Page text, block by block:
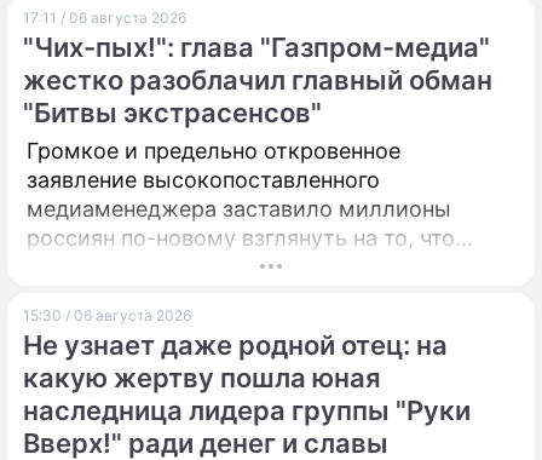
ПРЕСС-РЕЛИЗЫ
О ПРОЕКТЕ
конструкций и оборудования из цеха,
сообщает портал Eurometal.
17:11 / 06 августа 2026
"Чих-пых!": глава "Газпром-медиа"
жестко разоблачил главный обман
"Битвы экстрасенсов"
Громкое и предельно откровенное
заявление высокопоставленного
медиаменеджера заставило миллионы
россиян по-новому взглянуть на то, что
годами происходит на экране главного
15:30 / 06 августа 2026
Не узнает даже родной отец: на
какую жертву пошла юная
наследница лидера группы "Руки
Вверх!" ради денег и славы